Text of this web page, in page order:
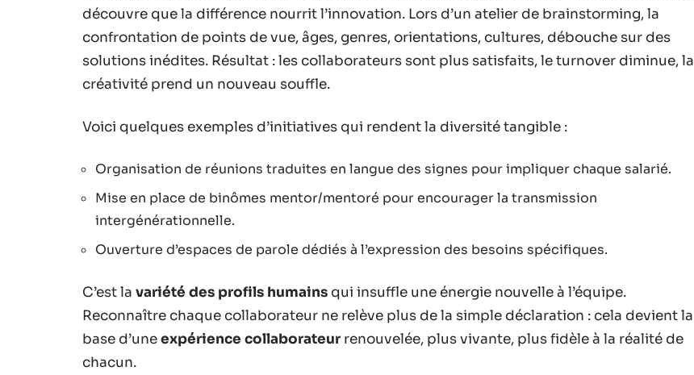
découvre que la différence nourrit l’innovation. Lors d’un atelier de brainstorming, la
confrontation de points de vue, âges, genres, orientations, cultures, débouche sur des
solutions inédites. Résultat : les collaborateurs sont plus satisfaits, le turnover diminue, la
créativité prend un nouveau souffle.
Voici quelques exemples d’initiatives qui rendent la diversité tangible :
Organisation de réunions traduites en langue des signes pour impliquer chaque salarié.
Mise en place de binômes mentor/mentoré pour encourager la transmission
intergénérationnelle.
Ouverture d’espaces de parole dédiés à l’expression des besoins spécifiques.
C’est la variété des profils humains qui insuffle une énergie nouvelle à l’équipe.
Reconnaître chaque collaborateur ne relève plus de la simple déclaration : cela devient la
base d’uneexpérience collaborateur renouvelée, plus vivante, plus fidèle à la réalité de
chacun.